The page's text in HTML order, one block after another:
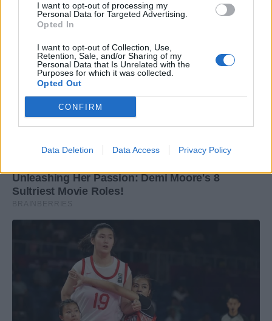
I want to opt-out of processing my
Personal Data for Targeted Advertising.
Opted In
I want to opt-out of Collection, Use,
Retention, Sale, and/or Sharing of my
Personal Data that Is Unrelated with the
Purposes for which it was collected.
Opted Out
CONFIRM
Data Deletion Data Access Privacy Policy